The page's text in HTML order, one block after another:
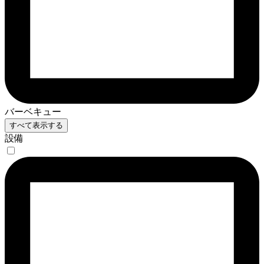
バーベキュー
すべて表示する
設備